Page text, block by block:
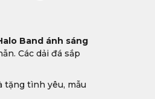
Band ánh sáng
Các dải đá sắp
tặng tình yêu, mẫu